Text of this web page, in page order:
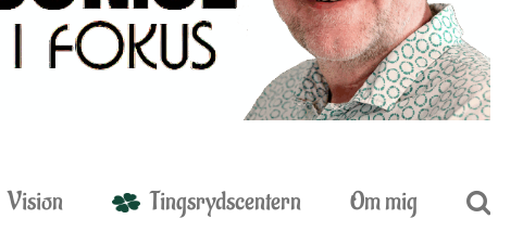
Vision Tingsrydscentern Om mig